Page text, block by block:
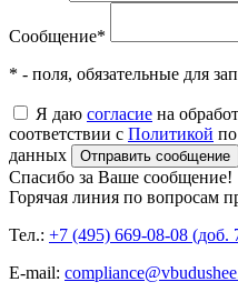
Сообщение*
* - поля, обязательные для
Я даю согласие на
соответствии с Политикой
данных
Отправить сообщение
Спасибо за Ваше сообщение!
Горячая линия по вопросам
Тел.: +7 (495) 669-08-08 (доб.
E-mail: